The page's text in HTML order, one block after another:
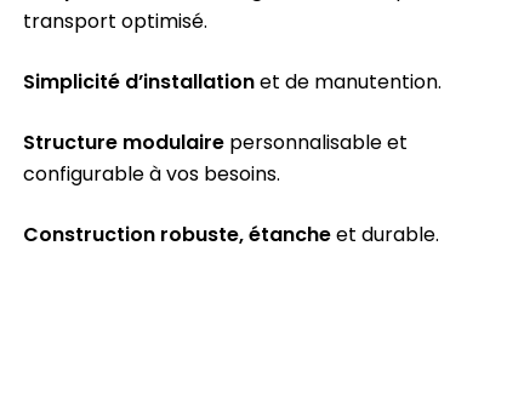
transport optimisé.
Simplicité d’installationet de manutention.
Structure modulairepersonnalisable et
configurable à vos besoins.
Construction robuste, étancheet durable.